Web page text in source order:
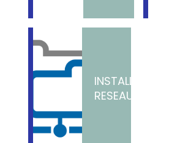
INSTALLATION
RESEAUX